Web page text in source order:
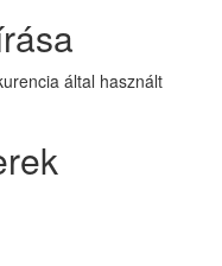
által használt